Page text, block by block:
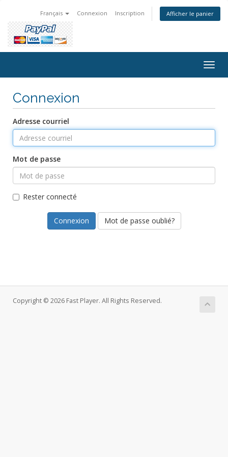
Français Connexion Inscription Afficher le panier
Connexion
Adresse courriel
Mot de passe
Rester connecté
Mot de passe oublié?
Copyright © 2026 Fast Player. All Rights Reserved.